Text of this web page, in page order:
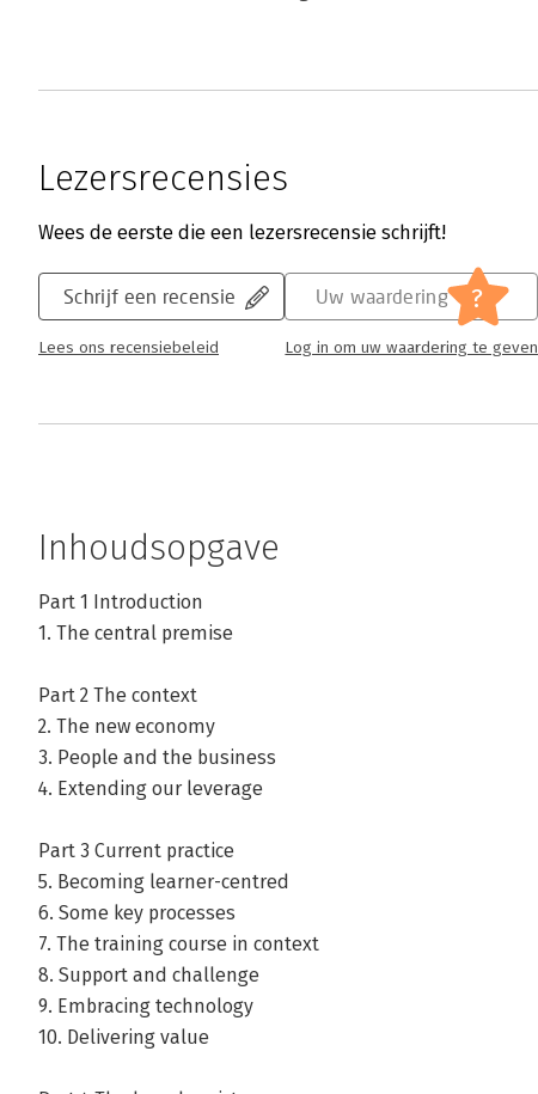
Lezersrecensies
Wees de eerste die een lezersrecensie schrijft!
Schrijf een recensie
Lees ons recensiebeleid
Uw waardering ?
Log in om uw waardering te geven
Inhoudsopgave
Part 1 Introduction
1. The central premise
Part 2 The context
2. The new economy
3. People and the business
4. Extending our leverage
Part 3 Current practice
5. Becoming learner-centred
6. Some key processes
7. The training course in context
8. Support and challenge
9. Embracing technology
10. Delivering value